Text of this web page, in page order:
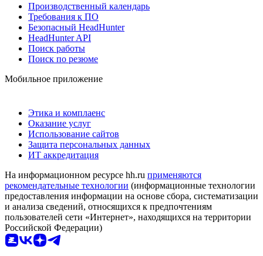
Производственный календарь
Требования к ПО
Безопасный HeadHunter
HeadHunter API
Поиск работы
Поиск по резюме
Мобильное приложение
Этика и комплаенс
Оказание услуг
Использование сайтов
Защита персональных данных
ИТ аккредитация
На информационном ресурсе hh.ru применяются
рекомендательные технологии (информационные технологии
предоставления информации на основе сбора, систематизации
и анализа сведений, относящихся к предпочтениям
пользователей сети «Интернет», находящихся на территории
Российской Федерации)